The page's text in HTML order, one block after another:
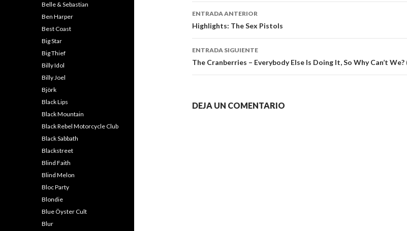
Navegación
de
entradas
ENTRADA ANTERIOR
Highlights: The Sex Pistols
ENTRADA SIGUIENTE
The Cranberries – Everybody Else Is Doing It, So Why Can’t We?
DEJA UN COMENTARIO
Belle & Sebastian
Ben Harper
Best Coast
Big Star
Big Thief
Billy Idol
Billy Joel
Björk
Black Lips
Black Mountain
Black Rebel Motorcycle Club
Black Sabbath
Blackstreet
Blind Faith
Blind Melon
Bloc Party
Blondie
Blue Öyster Cult
Blur